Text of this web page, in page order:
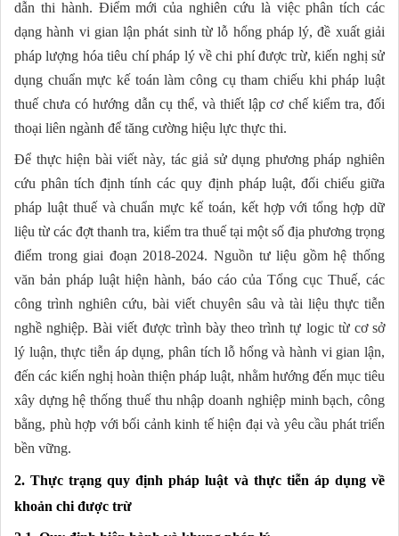
dẫn thi hành. Điểm mới của nghiên cứu là việc phân tích các
dạng hành vi gian lận phát sinh từ lỗ hổng pháp lý, đề xuất giải
pháp lượng hóa tiêu chí pháp lý về chi phí được trừ, kiến nghị sử
dụng chuẩn mực kế toán làm công cụ tham chiếu khi pháp luật
thuế chưa có hướng dẫn cụ thể, và thiết lập cơ chế kiểm tra, đối
thoại liên ngành để tăng cường hiệu lực thực thi.
Để thực hiện bài viết này, tác giả sử dụng phương pháp nghiên
cứu phân tích định tính các quy định pháp luật, đối chiếu giữa
pháp luật thuế và chuẩn mực kế toán, kết hợp với tổng hợp dữ
liệu từ các đợt thanh tra, kiểm tra thuế tại một số địa phương trọng
điểm trong giai đoạn 2018-2024. Nguồn tư liệu gồm hệ thống
văn bản pháp luật hiện hành, báo cáo của Tổng cục Thuế, các
công trình nghiên cứu, bài viết chuyên sâu và tài liệu thực tiễn
nghề nghiệp. Bài viết được trình bày theo trình tự logic từ cơ sở
lý luận, thực tiễn áp dụng, phân tích lỗ hổng và hành vi gian lận,
đến các kiến nghị hoàn thiện pháp luật, nhằm hướng đến mục tiêu
xây dựng hệ thống thuế thu nhập doanh nghiệp minh bạch, công
bằng, phù hợp với bối cảnh kinh tế hiện đại và yêu cầu phát triển
bền vững.
2. Thực trạng quy định pháp luật và thực tiễn áp dụng về
khoản chi được trừ